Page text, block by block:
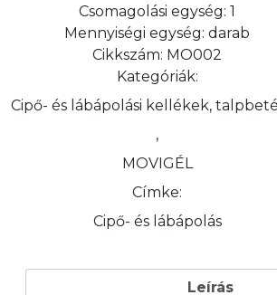
Csomagolási egység: 1
Mennyiségi egység: darab
Cikkszám: MO002
Kategóriák:
Cipő- és lábápolási kellékek,
,
MOVIGÉL
Címke:
Cipő- és lábápolás
Leírás